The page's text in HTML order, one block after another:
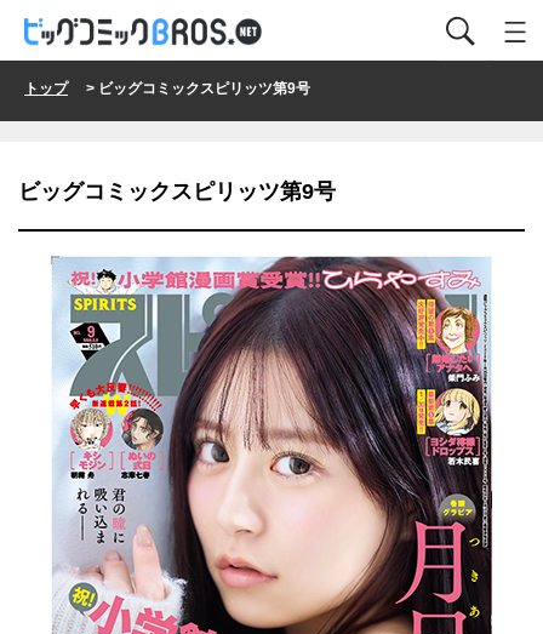
トップ> ビッグコミックスピリッツ第9号
ビッグコミックスピリッツ第9号